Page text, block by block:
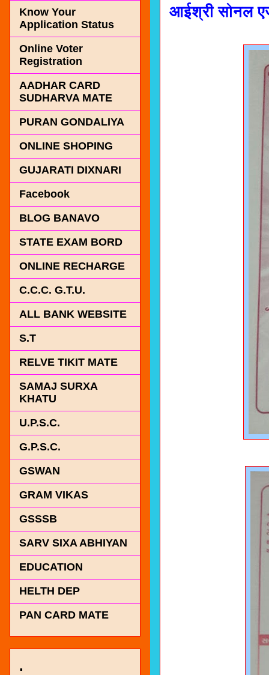
आईश्री सोनल
Know Your
Application Status
Online Voter
Registration
AADHAR CARD
SUDHARVA MATE
PURAN GONDALIYA
ONLINE SHOPING
GUJARATI DIXNARI
Facebook
BLOG BANAVO
STATE EXAM BORD
ONLINE RECHARGE
C.C.C. G.T.U.
ALL BANK WEBSITE
S.T
RELVE TIKIT MATE
SAMAJ SURXA
KHATU
U.P.S.C.
G.P.S.C.
GSWAN
GRAM VIKAS
GSSSB
SARV SIXA ABHIYAN
EDUCATION
HELTH DEP
PAN CARD MATE
.